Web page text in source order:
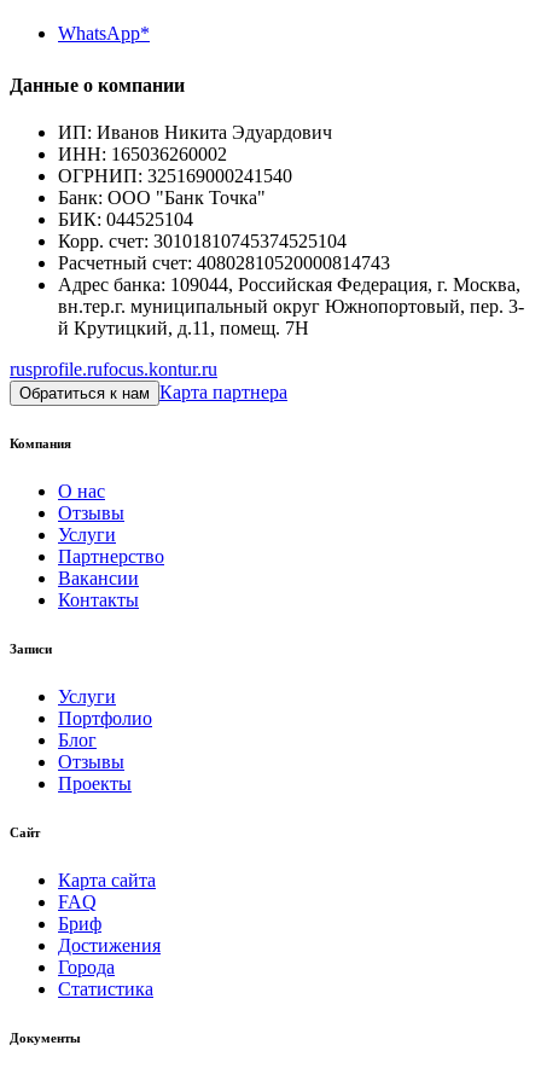
WhatsApp*
Данные о компании
ИП: Иванов Никита Эдуардович
ИНН: 165036260002
ОГРНИП: 325169000241540
Банк: ООО "Банк Точка"
БИК: 044525104
Корр. счет: 30101810745374525104
Расчетный счет: 40802810520000814743
Адрес банка: 109044, Российская Федерация, г. Москва,
вн.тер.г. муниципальный округ Южнопортовый, пер. 3-
й Крутицкий, д.11, помещ. 7Н
rusprofile.rufocus.kontur.ru
Обратиться к нам Карта партнера
Компания
О нас
Отзывы
Услуги
Партнерство
Вакансии
Контакты
Записи
Услуги
Портфолио
Блог
Отзывы
Проекты
Сайт
Карта сайта
FAQ
Бриф
Достижения
Города
Статистика
Документы